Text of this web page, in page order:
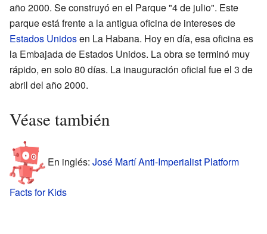
año 2000. Se construyó en el Parque "4 de julio". Este
parque está frente a la antigua oficina de intereses de
Estados Unidosen La Habana. Hoy en día, esa oficina es
la Embajada de Estados Unidos. La obra se terminó muy
rápido, en solo 80 días. La inauguración oficial fue el 3 de
abril del año 2000.
Véase también
En inglés: José Martí Anti-Imperialist Platform
Facts for Kids